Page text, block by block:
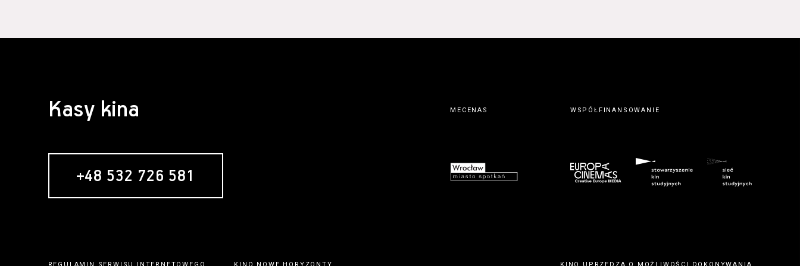
Kasy kina
+48 532 726 581
MECENAS WSPÓŁFINANSOWANIE